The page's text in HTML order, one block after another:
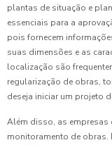
plantas de situação e
essenciais para a
pois fornecem
suas dimensões e as
localização são
regularização de obras,
deseja iniciar um projeto
Além disso, as empresas
monitoramento de obras.